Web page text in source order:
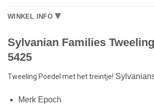
WINKEL INFO 🔻
Sylvanian Families
5425
Tweeling Poedel met het treintje!
Merk Epoch